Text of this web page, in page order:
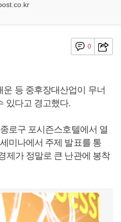
0
등 중후장대산업이 무너
있다고 경고했다.
로구 포시즌스호텔에서 열
미나에서 주제 발표를 통
제가 정말로 큰 난관에 봉착